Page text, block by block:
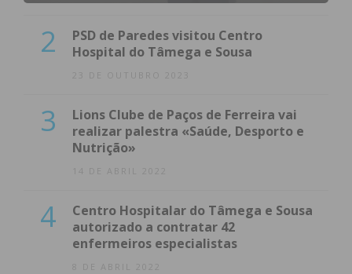
2
PSD de Paredes visitou Centro
Hospital do Tâmega e Sousa
23 DE OUTUBRO 2023
3
Lions Clube de Paços de Ferreira vai
realizar palestra «Saúde, Desporto e
Nutrição»
14 DE ABRIL 2022
4
Centro Hospitalar do Tâmega e Sousa
autorizado a contratar 42
enfermeiros especialistas
8 DE ABRIL 2022